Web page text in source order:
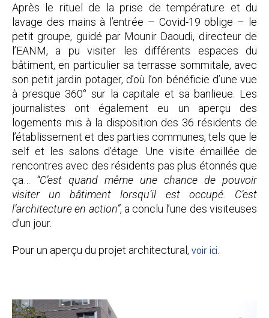
Après le rituel de la prise de température et du
lavage des mains à l’entrée – Covid-19 oblige – le
petit groupe, guidé par Mounir Daoudi, directeur de
l’EANM, a pu visiter les différents espaces du
bâtiment, en particulier sa terrasse sommitale, avec
son petit jardin potager, d’où l’on bénéficie d’une vue
à presque 360° sur la capitale et sa banlieue. Les
journalistes ont également eu un aperçu des
logements mis à la disposition des 36 résidents de
l’établissement et des parties communes, tels que le
self et les salons d’étage. Une visite émaillée de
rencontres avec des résidents pas plus étonnés que
ça… “C’est quand même une chance de pouvoir
visiter un bâtiment lorsqu’il est occupé. C’est
l’architecture en action”, a conclu l’une des visiteuses
d’un jour.
Pour un aperçu du projet architectural, voir ici